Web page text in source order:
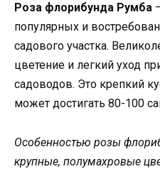
Роза флорибунда Румба
популярных и
садового участка.
цветение и легкий уход
садоводов. Это крепкий
может достигать 80-100
Особенностью розы
крупные, полумахровые